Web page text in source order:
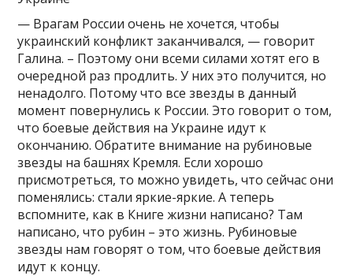
— Врагам России очень не хочется, чтобы
украинский конфликт заканчивался, — говорит
Галина. – Поэтому они всеми силами хотят его в
очередной раз продлить. У них это получится, но
ненадолго. Потому что все звезды в данный
момент повернулись к России. Это говорит о том,
что боевые действия на Украине идут к
окончанию. Обратите внимание на рубиновые
звезды на башнях Кремля. Если хорошо
присмотреться, то можно увидеть, что сейчас они
поменялись: стали яркие-яркие. А теперь
вспомните, как в Книге жизни написано? Там
написано, что рубин – это жизнь. Рубиновые
звезды нам говорят о том, что боевые действия
идут к концу.